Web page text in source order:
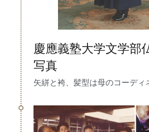
慶應義塾大学文学部
写真
矢絣と袴、髪型は母のコーディ